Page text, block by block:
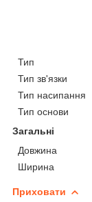
Тип
Тип зв'язки
Тип насипання
Тип основи
Загальні
Довжина
Ширина
Приховати